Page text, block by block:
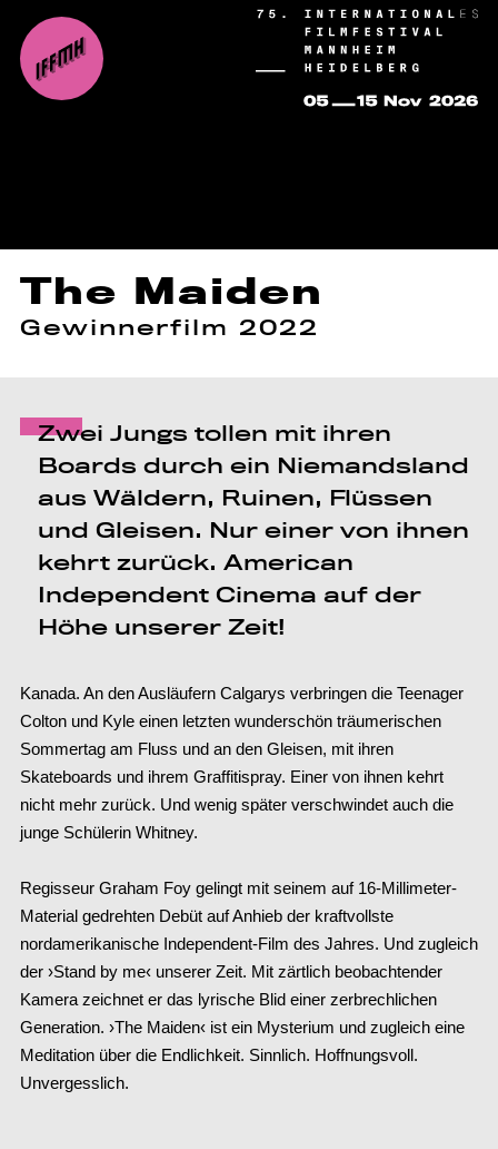
The Maiden
Gewinnerfilm 2022
Zwei Jungs tollen mit ihren
Boards durch ein Niemandsland
aus Wäldern, Ruinen, Flüssen
und Gleisen. Nur einer von ihnen
kehrt zurück. American
Independent Cinema auf der
Höhe unserer Zeit!
Kanada. An den Ausläufern Calgarys verbringen die Teenager
Colton und Kyle einen letzten wunderschön träumerischen
Sommertag am Fluss und an den Gleisen, mit ihren
Skateboards und ihrem Graffitispray. Einer von ihnen kehrt
nicht mehr zurück. Und wenig später verschwindet auch die
junge Schülerin Whitney.
Regisseur Graham Foy gelingt mit seinem auf 16-Millimeter-
Material gedrehten Debüt auf Anhieb der kraftvollste
nordamerikanische Independent-Film des Jahres. Und zugleich
der ›Stand by me‹ unserer Zeit. Mit zärtlich beobachtender
Kamera zeichnet er das lyrische Blid einer zerbrechlichen
Generation. ›The Maiden‹ ist ein Mysterium und zugleich eine
Meditation über die Endlichkeit. Sinnlich. Hoffnungsvoll.
Unvergesslich.